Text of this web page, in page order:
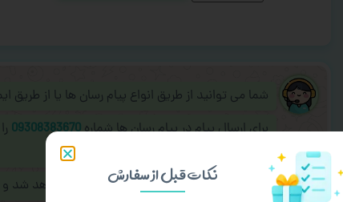
شما می توانید از طریق انواع پیام رسان ها یا از
برای ارسال پیام در پیام رسان ها شماره09308383670
طراحی نهایی قبل از چاپ برای شما ارسال خواهد
نکات قبل از سفارش